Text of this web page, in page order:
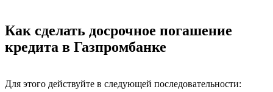
Как сделать досрочное погашение
кредита в Газпромбанке
Для этого действуйте в следующей последовательности: